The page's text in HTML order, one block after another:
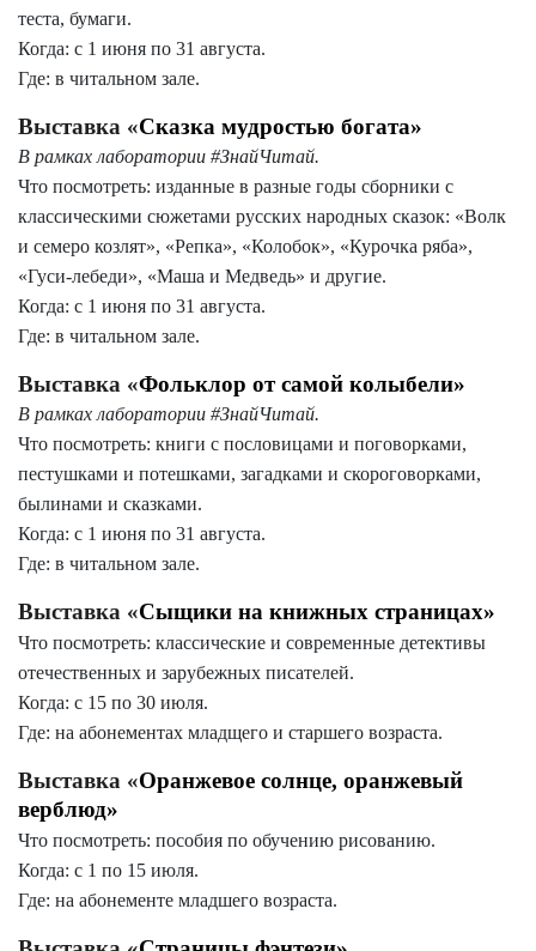
теста, бумаги.
Когда: с 1 июня по 31 августа.
Где: в читальном зале.
Выставка «Сказка мудростью богата»
В рамках лаборатории #ЗнайЧитай.
Что посмотреть: изданные в разные годы сборники с
классическими сюжетами русских народных сказок: «Волк
и семеро козлят», «Репка», «Колобок», «Курочка ряба»,
«Гуси-лебеди», «Маша и Медведь» и другие.
Когда: с 1 июня по 31 августа.
Где: в читальном зале.
Выставка «Фольклор от самой колыбели»
В рамках лаборатории #ЗнайЧитай.
Что посмотреть: книги с пословицами и поговорками,
пестушками и потешками, загадками и скороговорками,
былинами и сказками.
Когда: с 1 июня по 31 августа.
Где: в читальном зале.
Выставка «Сыщики на книжных страницах»
Что посмотреть: классические и современные детективы
отечественных и зарубежных писателей.
Когда: с 15 по 30 июля.
Где: на абонементах младщего и старшего возраста.
Выставка «Оранжевое солнце, оранжевый
верблюд»
Что посмотреть: пособия по обучению рисованию.
Когда: с 1 по 15 июля.
Где: на абонементе младшего возраста.